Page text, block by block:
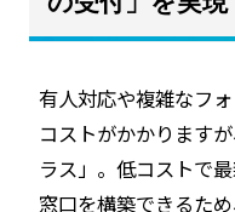
有人対応や複雑なフ
コストがかかります
ラス」。低コストで
窓口を構築できるた